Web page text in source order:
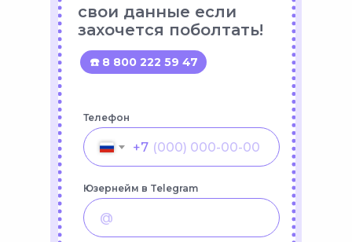
Телефон
+7
Юзернейм в Telegram
свои данные если
захочется поболтать!
☎️ 8 800 222 59 47